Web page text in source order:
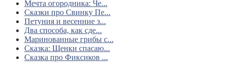
Мечта огородника: Че...
Сказки про Свинку Пе...
Петуния и весенние з...
Два способа, как сде...
Маринованные грибы с...
Сказка: Щенки спасаю...
Сказка про Фиксиков ...